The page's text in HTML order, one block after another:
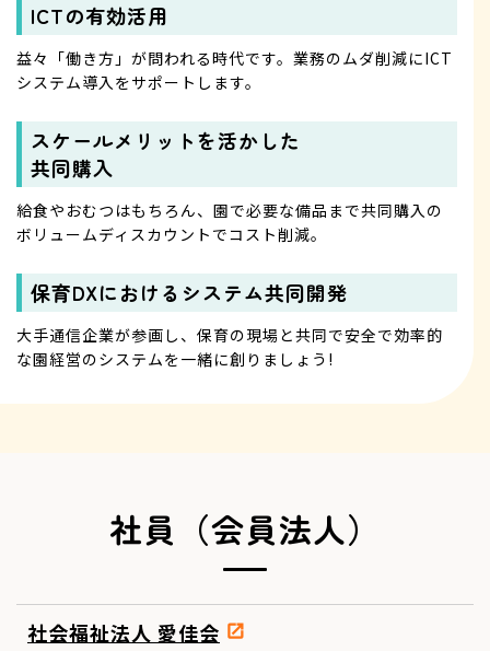
ICTの有効活用
益々「働き方」が問われる時代です。業務のムダ削減にICT
システム導入をサポートします。
スケールメリットを活かした
共同購入
給食やおむつはもちろん、園で必要な備品まで共同購入の
ボリュームディスカウントでコスト削減。
保育DXにおけるシステム共同開発
大手通信企業が参画し、保育の現場と共同で安全で効率的
な園経営のシステムを一緒に創りましょう!
社員（会員法人）
社会福祉法人 愛佳会